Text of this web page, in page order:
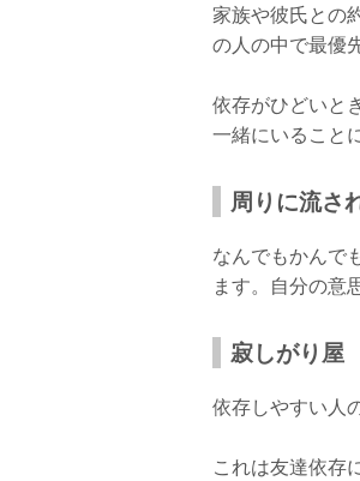
家族や彼氏との
の人の中で最優
依存がひどいと
一緒にいること
周りに流さ
なんでもかんで
ます。自分の意
寂しがり屋
依存しやすい人
これは友達依存